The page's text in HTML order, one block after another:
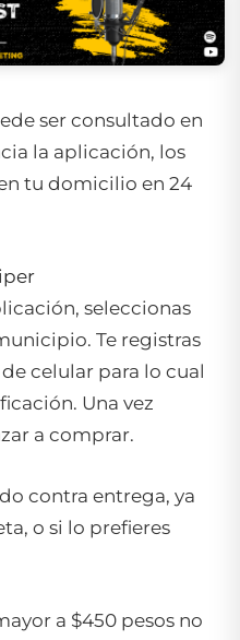
ser consultado en
la aplicación, los
tu domicilio en 24
seleccionas
Te registras
celular para lo cual
Una vez
a comprar.
contra entrega, ya
o si lo prefieres
a $450 pesos no